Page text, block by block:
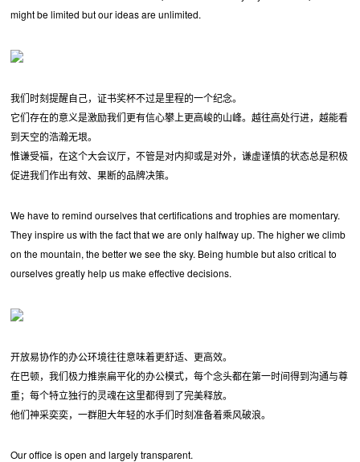
might be limited but our ideas are unlimited.
我们时刻提醒自己，证书奖杯不过是里程的一个纪念。
它们存在的意义是激励我们更有信心攀上更高峻的山峰。越往高处行进，越能看
到天空的浩瀚无垠。
惟谦受福，在这个大会议厅，不管是对内抑或是对外，谦虚谨慎的状态总是积极
促进我们作出有效、果断的品牌决策。
We have to remind ourselves that certifications and trophies are momentary.
They inspire us with the fact that we are only halfway up. The higher we climb
on the mountain, the better we see the sky. Being humble but also critical to
ourselves greatly help us make effective decisions.
开放易协作的办公环境往往意味着更舒适、更高效。
在巴顿，我们极力推崇扁平化的办公模式，每个念头都在第一时间得到沟通与尊
重；每个特立独行的灵魂在这里都得到了完美释放。
他们神采奕奕，一群胆大年轻的水手们时刻准备着乘风破浪。
Our office is open and largely transparent.